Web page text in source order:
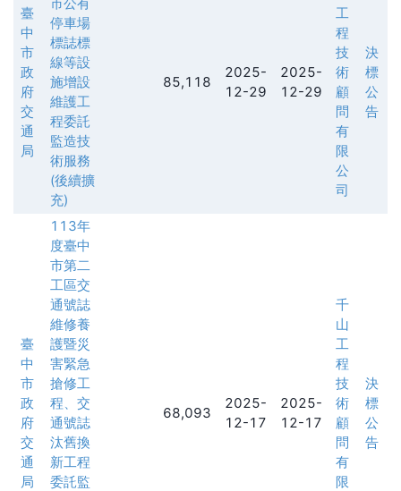
臺
中
市
政
府
交
通
局
停車場
標誌標
線等設
施增設
維護工
程委託
監造技
術服務
(後續擴
充)
85,118
2025-
12-29
2025-
12-29
工
程
技
術
顧
問
有
限
公
司
決
標
公
告
臺
中
市
政
府
交
通
局
113年
度臺中
市第二
工區交
通號誌
維修養
護暨災
害緊急
搶修工
程、交
通號誌
汰舊換
新工程
委託監
68,093
2025-
12-17
2025-
12-17
千
山
工
程
技
術
顧
問
有
限
決
標
公
告